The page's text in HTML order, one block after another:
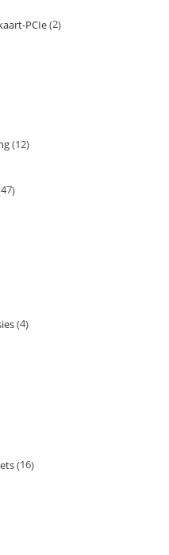
PCIe 2
12
47
4
16